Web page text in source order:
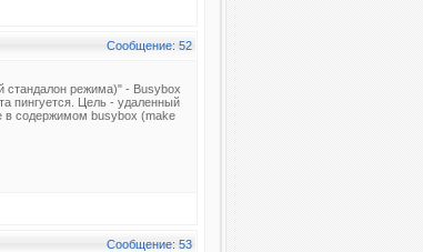
Сообщение: 52
стандалон режима)" - Busybox
пингуется. Цель - удаленный
в содержимом busybox (make
Сообщение: 53